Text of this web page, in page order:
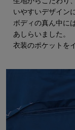
いやすいデザイン
ボディの真ん中に
あしらいました。
衣装のポケットを